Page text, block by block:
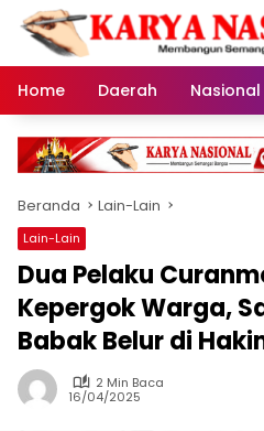
Langsung
konten
Home
Daerah Nasional
Beranda Lain-Lain
Lain-Lain
Dua Pelaku
Kepergok Warga,
Babak Belur di
2 Min Baca
16/04/2025